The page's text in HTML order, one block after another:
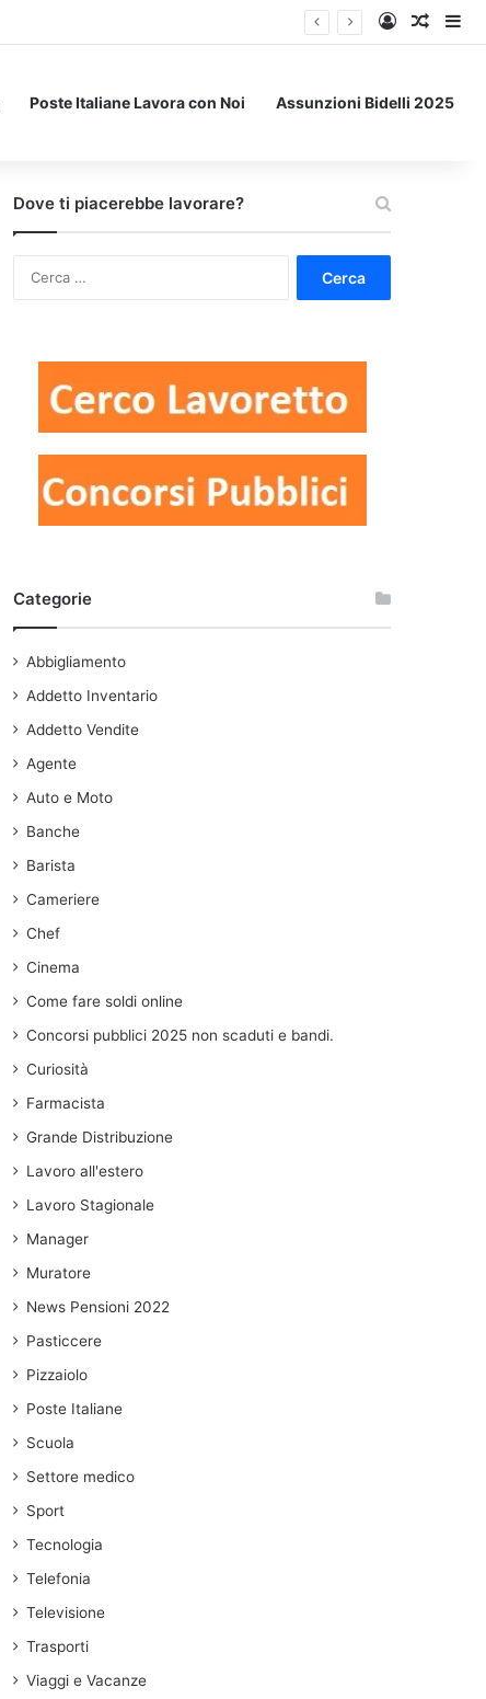
Accedi
Un
Poste Italiane Lavora con Noi Assunzioni Bidelli 2025
Dove ti piacerebbe lavorare?
Categorie
Abbigliamento
Addetto Inventario
Addetto Vendite
Agente
Auto e Moto
Banche
Barista
Cameriere
Chef
Cinema
Come fare soldi online
Concorsi pubblici 2025 non scaduti e bandi.
Curiosità
Farmacista
Grande Distribuzione
Lavoro all'estero
Lavoro Stagionale
Manager
Muratore
News Pensioni 2022
Pasticcere
Pizzaiolo
Poste Italiane
Scuola
Settore medico
Sport
Tecnologia
Telefonia
Televisione
Trasporti
Viaggi e Vacanze